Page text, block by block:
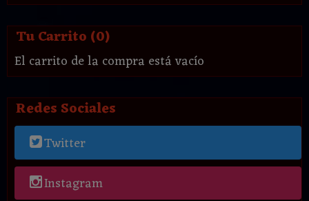
Tu Carrito (0)
El carrito de la compra está vacío
Redes Sociales
Twitter
Instagram